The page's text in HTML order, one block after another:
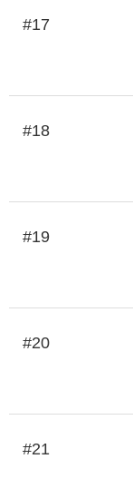
#17
#18
#19
#20
#21